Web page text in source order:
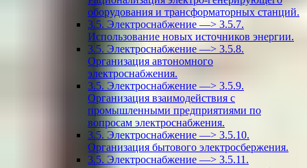
оборудования и трансформаторных станций.
3.5. Электроснабжение —> 3.5.7.
Использование новых источников энергии.
3.5. Электроснабжение —> 3.5.8.
Организация автономного
электроснабжения.
3.5. Электроснабжение —> 3.5.9.
Организация взаимодействия с
промышленными предприятиями по
вопросам электроснабжения.
3.5. Электроснабжение —> 3.5.10.
Организация бытового электросбержения.
3.5. Электроснабжение —> 3.5.11.